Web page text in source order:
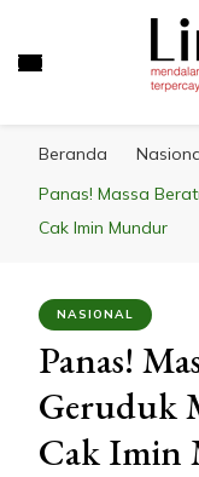
Beranda
Panas! Massa
Cak Imin Mundur
NASIONAL
Panas!
Geruduk
Cak